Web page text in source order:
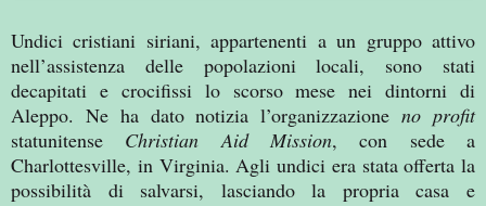
Undici cristiani siriani, appartenenti a un gruppo attivo
nell’assistenza delle popolazioni locali, sono stati
decapitati e crocifissi lo scorso mese nei dintorni di
Aleppo. Ne ha dato notizia l’organizzazioneno profit
statunitense Christian Aid Mission, con sede a
Charlottesville, in Virginia. Agli undici era stata offerta la
possibilità di salvarsi, lasciando la propria casa e